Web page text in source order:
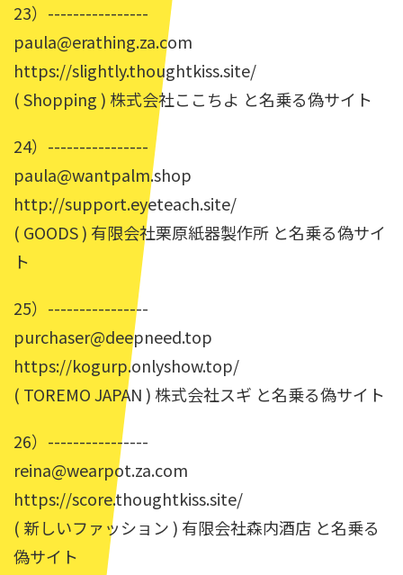
23）----------------
paula@erathing.za.com
https://slightly.thoughtkiss.site/
( Shopping ) 株式会社ここちよ と名乗る偽サイト
24）----------------
paula@wantpalm.shop
http://support.eyeteach.site/
( GOODS ) 有限会社栗原紙器製作所 と名乗る偽サイ
ト
25）----------------
purchaser@deepneed.top
https://kogurp.onlyshow.top/
( TOREMO JAPAN ) 株式会社スギ と名乗る偽サイト
26）----------------
reina@wearpot.za.com
https://score.thoughtkiss.site/
( 新しいファッション ) 有限会社森内酒店 と名乗る
偽サイト